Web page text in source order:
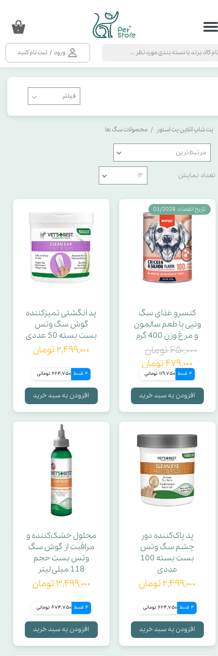
ورود / ثبت نام کنید
حساب کاربری من
سفارشات
۰
زینک
نوع محصول
فرمولاسیون
قابلیت
ویتامین B5
ابعاد لید
طول قلاده
طول لید
قطر دهانه بالایی
قابلیت تنظیم
قابلیت تنظیم قلاده
قابلیت تنظیم لید
قطر دهانه
سیر
عصاره فلفل قرمز
پت شاپ آنلاین پت استور محصولات سگ ها
مرتبط‌ترین
تعداد نمایش ۱۲
کنسرو غذای سگ
ونپی با طعم سالمون
و مرغ وزن 400 گرم
۶۵۰,۰۰۰ تومان
۴۷۹,۰۰۰ تومان
4 قسط 119,750 تومانی
افزودن به سبد خرید
تاریخ انقضاء: 01/2028
پد انگشتی تمیزکننده
گوش سگ وتس
بست بسته 50 عددی
۲,۴۹۹,۰۰۰ تومان
4 قسط 624,750 تومانی
افزودن به سبد خرید
پد پاک‌کننده دور
چشم سگ وتس
بست بسته 100
عددی
۲,۴۹۹,۰۰۰ تومان
4 قسط 624,750 تومانی
افزودن به سبد خرید
محلول خشک‌کننده و
مراقبت از گوش سگ
وتس بست حجم
118 میلی لیتر
۳,۴۹۹,۰۰۰ تومان
4 قسط 874,750 تومانی
افزودن به سبد خرید